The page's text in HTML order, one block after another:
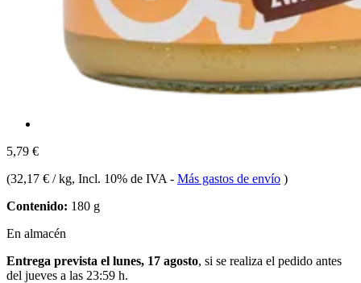
5,79 €
(32,17 € / kg, Incl. 10% de IVA - Más gastos de envío )
Contenido: 180 g
En almacén
Entrega prevista el lunes, 17 agosto, si se realiza el pedido antes
del jueves a las 23:59 h.